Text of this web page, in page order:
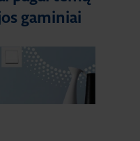
gaminiai